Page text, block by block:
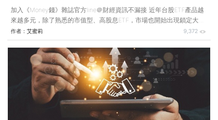
加入《Money錢》雜誌官方line＠財經資訊不漏接 近年台股ETF產品越
來越多元，除了熟悉的市值型、高股息ETF，市場也開始出現鎖定大型
權值股、但採不配息設計的商品。 如果要長期累積資產，領到股息後
再投入，從稅務角度看，股利可選擇併入綜合所得總額課稅，或採28%
單一稅率分開計稅；若選擇併入綜所稅，股利所得就可能推高綜合所得
淨額，要是單筆股息達到門檻，還會衍生二代健保補充保費，對高所得
又沒有現金流需求的人而言，反而降低資金效率。 想複製元大台灣
50（0050）的投資邏輯，又希望不配息，可以研究2019年成立的元大
台灣卓越50 ETF連結基金（0050連
作者： 艾蜜莉 9,372